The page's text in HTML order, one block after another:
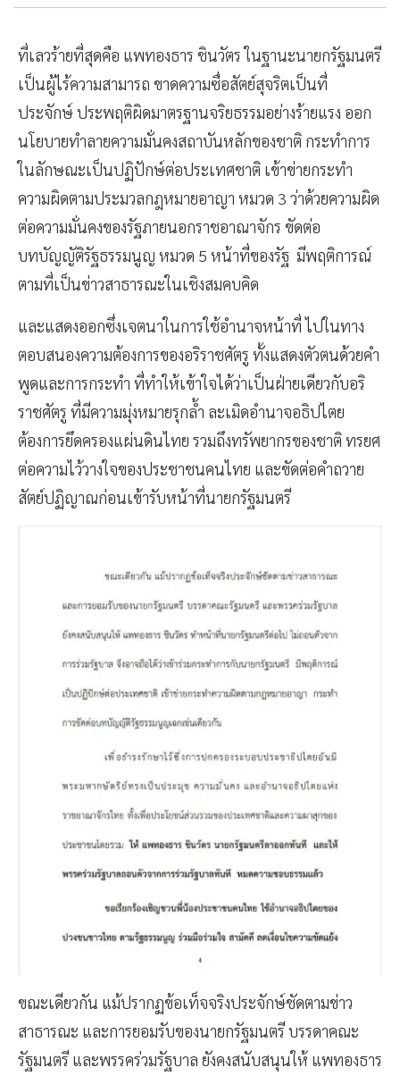
ที่เลวร้ายที่สุดคือ แพทองธาร ชินวัตร ในฐานะนายกรัฐมนตรี
เป็นผู้ไร้ความสามารถ ขาดความซื่อสัตย์สุจริตเป็นที่
ประจักษ์ ประพฤติผิดมาตรฐานจริยธรรมอย่างร้ายแรง ออก
นโยบายทำลายความมั่นคงสถาบันหลักของชาติ กระทำการ
ในลักษณะเป็นปฏิปักษ์ต่อประเทศชาติ เข้าข่ายกระทำ
ความผิดตามประมวลกฎหมายอาญา หมวด 3 ว่าด้วยความผิด
ต่อความมั่นคงของรัฐภายนอกราชอาณาจักร ขัดต่อ
บทบัญญัติรัฐธรรมนูญ หมวด 5 หน้าที่ของรัฐ มีพฤติการณ์
ตามที่เป็นข่าวสาธารณะในเชิงสมคบคิด
และแสดงออกซึ่งเจตนาในการใช้อำนาจหน้าที่ ไปในทาง
ตอบสนองความต้องการของอริราชศัตรู ทั้งแสดงตัวตนด้วยคำ
พูดและการกระทำ ที่ทำให้เข้าใจได้ว่าเป็นฝ่ายเดียวกับอริ
ราชศัตรู ที่มีความมุ่งหมายรุกล้ำ ละเมิดอำนาจอธิปไตย
ต้องการยึดครองแผ่นดินไทย รวมถึงทรัพยากรของชาติ ทรยศ
ต่อความไว้วางใจของประชาชนคนไทย และขัดต่อคำถวาย
สัตย์ปฏิญาณก่อนเข้ารับหน้าที่นายกรัฐมนตรี
ขณะเดียวกัน แม้ปรากฏข้อเท็จจริงประจักษ์ชัดตามข่าว
สาธารณะ และการยอมรับของนายกรัฐมนตรี บรรดาคณะ
รัฐมนตรี และพรรคร่วมรัฐบาล ยังคงสนับสนุนให้ แพทองธาร